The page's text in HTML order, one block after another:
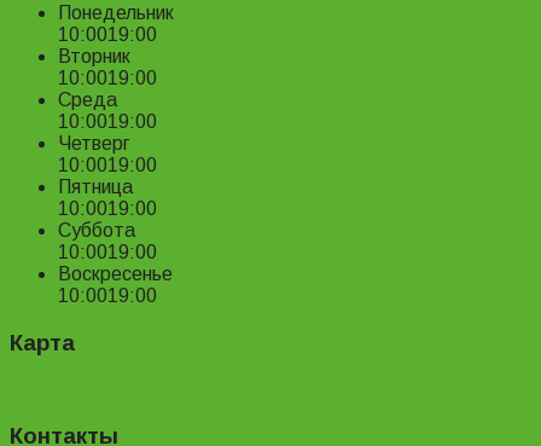
Понедельник
10:0019:00
Вторник
10:0019:00
Среда
10:0019:00
Четверг
10:0019:00
Пятница
10:0019:00
Суббота
10:0019:00
Воскресенье
10:0019:00
Карта
Контакты